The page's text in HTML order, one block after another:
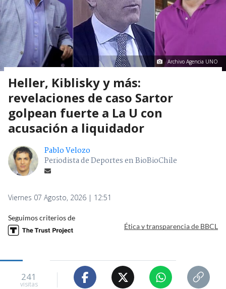
Archivo Agencia UNO
Heller, Kiblisky y más:
revelaciones de caso Sartor
golpean fuerte a La U con
acusación a liquidador
Pablo Velozo
Periodista de Deportes en BioBioChile
Viernes 07 Agosto, 2026 | 12:51
Seguimos criterios de
Ética y transparencia de BBCL
241
visitas